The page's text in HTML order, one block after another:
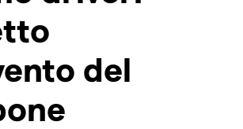
del